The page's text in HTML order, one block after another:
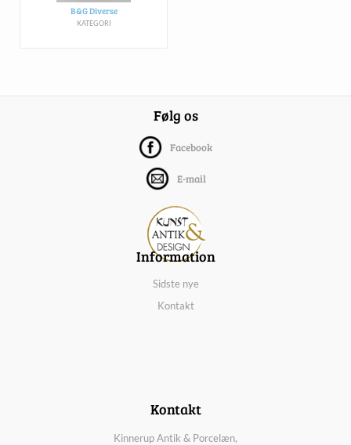
B&G Diverse
KATEGORI
Følg os
Facebook
E-mail
Information
Sidste nye
Kontakt
Kontakt
Kinnerup Antik & Porcelæn,